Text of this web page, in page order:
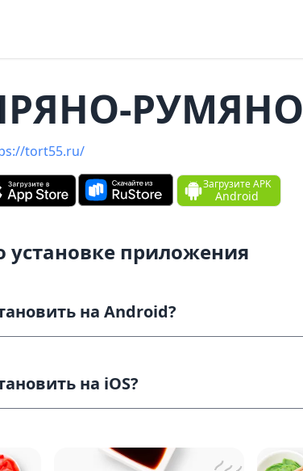
РУМЯН‪О‬
tort55.ru/
Загрузите APK
Android
установке приложения
Как скачать и установить на Android?
на iOS?